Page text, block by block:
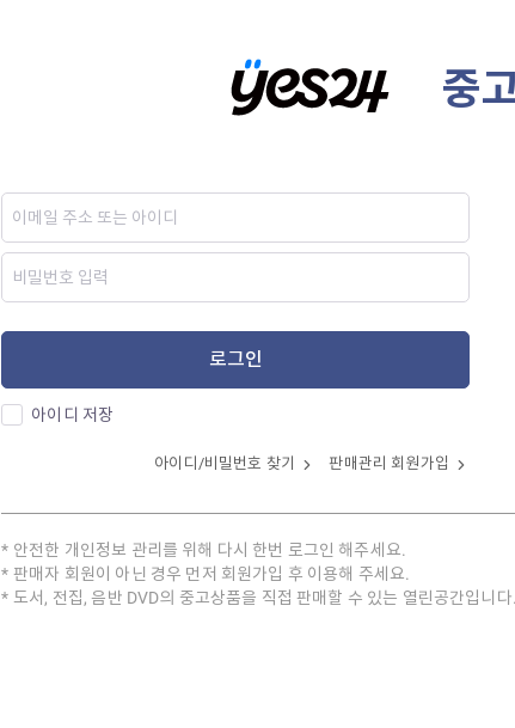
중
로그인
아이디 저장
아이디/비밀번호 찾기 판매관리 회원가입
안전한 개인정보 관리를 위해 다시 한번 로그인 해주세요.
판매자 회원이 아닌 경우 먼저 회원가입 후 이용해 주세요.
도서, 전집, 음반 DVD의 중고상품을 직접 판매할 수 있는 열린공간입니다.